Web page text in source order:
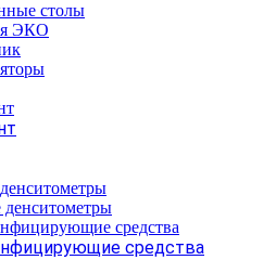
столы
ЭКО
денситометры
средства